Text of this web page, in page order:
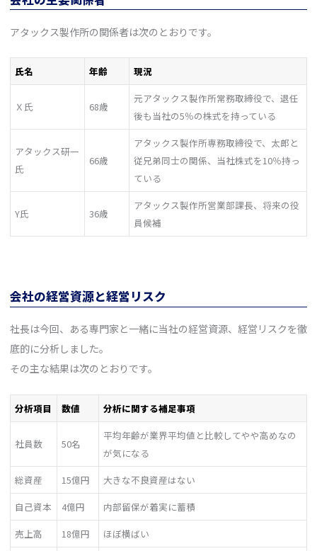
アタックス製作所の関係者は次のとおりです。
氏名 年齢 現況
Ｘ氏 68歳
元アタックス製作所常務取締役で、退任
後も当社の5％の株式を持っている
アタックス研一
氏
66歳
アタックス製作所専務取締役で、太郎と
従兄弟同士の関係、当社株式を10％持っ
ている
Y氏 36歳
アタックス製作所営業部課長、将来の役
員候補
会社の経営資源と経営リスク
社長は今回、ある専門家と一緒に当社の経営資源、経営リスクを徹
底的に分析しました。
その主な結果は次のとおりです。
分析項目 数値 分析に関する補足事項
社員数 50名
平均年齢が業界平均値と比較してやや高めなの
が気になる
総資産
15億円
大きな不良資産はない
自己資本
4億円
内部留保が着実に蓄積
売上高
18億円 ほぼ横ばい